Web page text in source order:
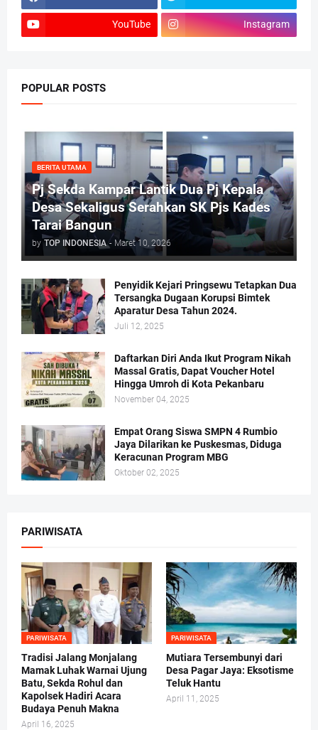
YouTube Instagram
POPULAR POSTS
BERITA UTAMA
Pj Sekda Kampar Lantik Dua Pj Kepala
Desa Sekaligus Serahkan SK Pjs Kades
Tarai Bangun
by TOP INDONESIA - Maret 10, 2026
Penyidik Kejari Pringsewu Tetapkan Dua
Tersangka Dugaan Korupsi Bimtek
Aparatur Desa Tahun 2024.
Juli 12, 2025
Daftarkan Diri Anda Ikut Program Nikah
Massal Gratis, Dapat Voucher Hotel
Hingga Umroh di Kota Pekanbaru
November 04, 2025
Empat Orang Siswa SMPN 4 Rumbio
Jaya Dilarikan ke Puskesmas, Diduga
Keracunan Program MBG
Oktober 02, 2025
PARIWISATA
PARIWISATA
Tradisi Jalang Monjalang
Mamak Luhak Warnai Ujung
Batu, Sekda Rohul dan
Kapolsek Hadiri Acara
Budaya Penuh Makna
April 16, 2025
PARIWISATA
Mutiara Tersembunyi dari
Desa Pagar Jaya: Eksotisme
Teluk Hantu
April 11, 2025